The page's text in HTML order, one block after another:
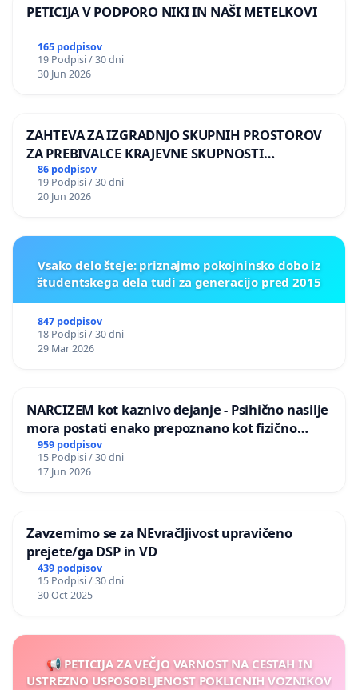
PETICIJA V PODPORO NIKI IN NAŠI METELKOVI
165 podpisov
19 Podpisi / 30 dni
30 Jun 2026
ZAHTEVA ZA IZGRADNJO SKUPNIH PROSTOROV
ZA PREBIVALCE KRAJEVNE SKUPNOSTI
PRESTRANEK
86 podpisov
19 Podpisi / 30 dni
20 Jun 2026
Vsako delo šteje: priznajmo pokojninsko dobo iz
študentskega dela tudi za generacijo pred 2015
847 podpisov
18 Podpisi / 30 dni
29 Mar 2026
NARCIZEM kot kaznivo dejanje - Psihično nasilje
mora postati enako prepoznano kot fizično
nasilje
959 podpisov
15 Podpisi / 30 dni
17 Jun 2026
Zavzemimo se za NEvračljivost upravičeno
prejete/ga DSP in VD
439 podpisov
15 Podpisi / 30 dni
30 Oct 2025
📢 PETICIJA ZA VEČJO VARNOST NA CESTAH IN
USTREZNO USPOSOBLJENOST POKLICNIH VOZNIKOV